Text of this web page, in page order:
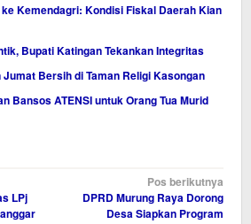
Kemendagri: Kondisi Fiskal Daerah Kian
Bupati Katingan Tekankan Integritas
Bersih di Taman Religi Kasongan
Bansos ATENSI untuk Orang Tua Murid
LPj
Pos berikutnya
DPRD Murung Raya Dorong
Desa Siapkan Program